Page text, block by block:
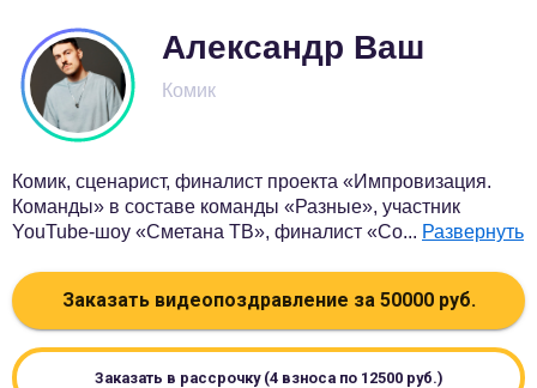
Александр Ваш
Комик
Комик, сценарист, финалист проекта «Импровизация.
Команды» в составе команды «Разные», участник
YouTube-шоу «Сметана ТВ», финалист «Co... Развернуть
Заказать видеопоздравление за 50000руб.
Заказать в рассрочку (4 взноса по 12500руб.)